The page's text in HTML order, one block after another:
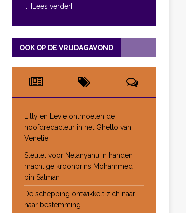
... [Lees verder]
OOK OP DE VRIJDAGAVOND
Lilly en Levie ontmoeten de
hoofdredacteur in het Ghetto van
Venetië
Sleutel voor Netanyahu in handen
machtige kroonprins Mohammed
bin Salman
De schepping ontwikkelt zich naar
haar bestemming